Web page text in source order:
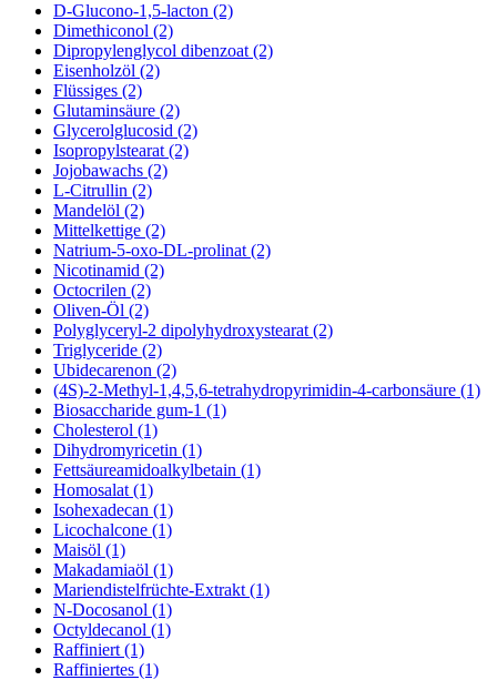
D-Glucono-1,5-lacton (2)
Dimethiconol (2)
Dipropylenglycol dibenzoat (2)
Eisenholzöl (2)
Flüssiges (2)
Glutaminsäure (2)
Glycerolglucosid (2)
Isopropylstearat (2)
Jojobawachs (2)
L-Citrullin (2)
Mandelöl (2)
Mittelkettige (2)
Natrium-5-oxo-DL-prolinat (2)
Nicotinamid (2)
Octocrilen (2)
Oliven-Öl (2)
Polyglyceryl-2 dipolyhydroxystearat (2)
Triglyceride (2)
Ubidecarenon (2)
(4S)-2-Methyl-1,4,5,6-tetrahydropyrimidin-4-carbonsäure (1)
Biosaccharide gum-1 (1)
Cholesterol (1)
Dihydromyricetin (1)
Fettsäureamidoalkylbetain (1)
Homosalat (1)
Isohexadecan (1)
Licochalcone (1)
Maisöl (1)
Makadamiaöl (1)
Mariendistelfrüchte-Extrakt (1)
N-Docosanol (1)
Octyldecanol (1)
Raffiniert (1)
Raffiniertes (1)